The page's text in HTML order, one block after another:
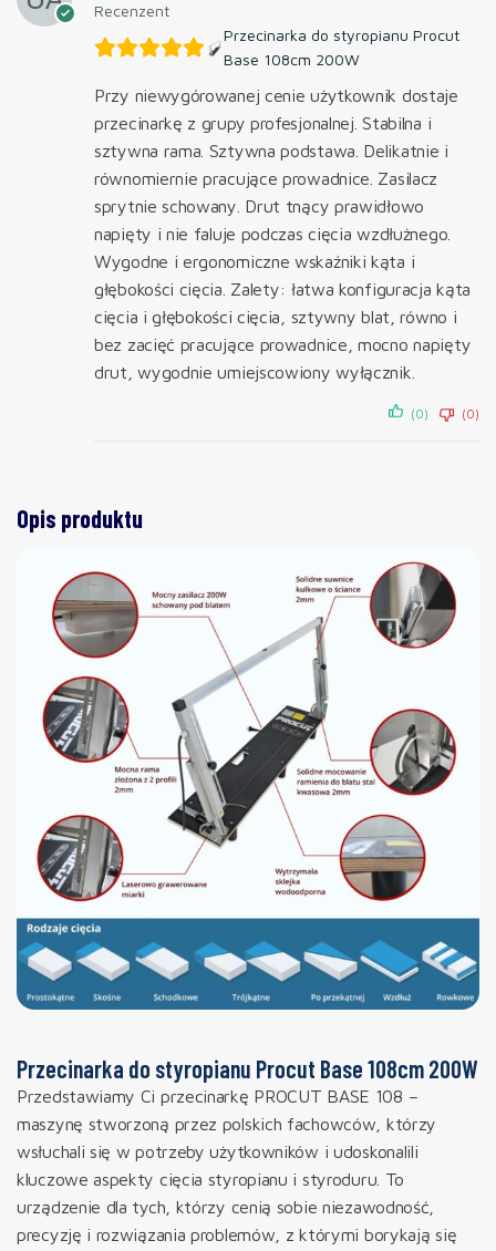
Recenzent
Przecinarka do styropianu Procut
Base 108cm 200W
Przy niewygórowanej cenie użytkownik dostaje
przecinarkę z grupy profesjonalnej. Stabilna i
sztywna rama. Sztywna podstawa. Delikatnie i
równomiernie pracujące prowadnice. Zasilacz
sprytnie schowany. Drut tnący prawidłowo
napięty i nie faluje podczas cięcia wzdłużnego.
Wygodne i ergonomiczne wskaźniki kąta i
głębokości cięcia. Zalety: łatwa konfiguracja kąta
cięcia i głębokości cięcia, sztywny blat, równo i
bez zacięć pracujące prowadnice, mocno napięty
drut, wygodnie umiejscowiony wyłącznik.
(0) (0)
Opis produktu
Przecinarka do styropianu Procut Base 108cm 200W
Przedstawiamy Ci przecinarkę PROCUT BASE 108 –
maszynę stworzoną przez polskich fachowców, którzy
wsłuchali się w potrzeby użytkowników i udoskonalili
kluczowe aspekty cięcia styropianu i styroduru. To
urządzenie dla tych, którzy cenią sobie niezawodność,
precyzję i rozwiązania problemów, z którymi borykają się